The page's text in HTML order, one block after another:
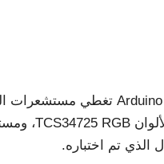
الذي تم اختباره.